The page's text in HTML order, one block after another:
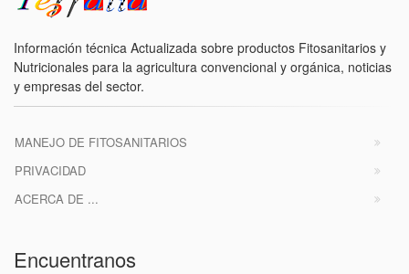
Información técnica Actualizada sobre productos Fitosanitarios y
Nutricionales para la agricultura convencional y orgánica, noticias
y empresas del sector.
MANEJO DE FITOSANITARIOS
PRIVACIDAD
ACERCA DE ...
Encuentranos